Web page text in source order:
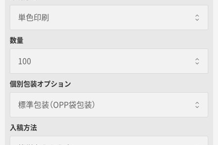
データ入稿ガイド
再注文について
よくあるご質問
名入れグループサイト
数量
個別包装オプション
標準包装（OPP袋包装）
入稿方法